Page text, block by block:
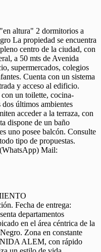
altura" 2 dormitorios a
La propiedad se encuentra
centro de la ciudad, con
a 50 mts de Avenida
supermercados, colegios
Cuenta con un sistema
y acceso al edificio.
un toilette, cocina-
últimos ambientes
acceder a la terraza, con
dispone de un baño
uno posee balcón. Consulte
tipo de propuestas.
Mail:
Fecha de entrega:
departamentos
en el área céntrica de la
Zona en constante
ALEM, con rápido